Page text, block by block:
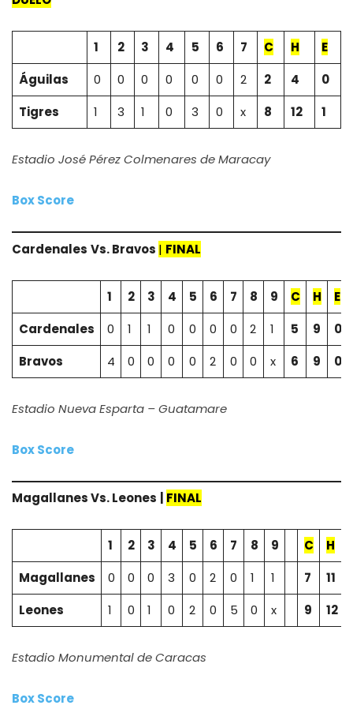
1 2 3 4 5 6 7 C H
E
Águilas
0 0 0 0 0 0 2 2 4
0
Tigres
1 3 1 0 3 0 x 8 12 1
Estadio José Pérez Colmenares de Maracay
Box Score
Cardenales Vs. Bravos | FINAL
1 2 3 4 5 6 7 8 9 C H
E
Cardenales
0 1 1 0 0 0 0 2 1 5 9
0
Bravos
4 0 0 0 0 2 0 0 x 6 9 0
Estadio Nueva Esparta – Guatamare
Box Score
Magallanes Vs.Leones FINAL
1 2 3 4 5 6 7 8 9 C H
Magallanes
0 0 0 3 0 2 0 1 1 7 11
Leones
1 0 1 0 2 0 5 0 x 9 12
Estadio Monumental de Caracas
Box Score